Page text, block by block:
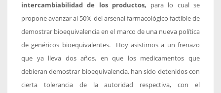
intercambiabilidad de los productos, para lo cual se
propone avanzar al 50% del arsenal farmacológico factible de
demostrar bioequivalencia en el marco de una nueva política
de genéricos bioequivalentes. Hoy asistimos a un frenazo
que ya lleva dos años, en que los medicamentos que
debieran demostrar bioequivalencia, han sido detenidos con
cierta tolerancia de la autoridad respectiva, con el